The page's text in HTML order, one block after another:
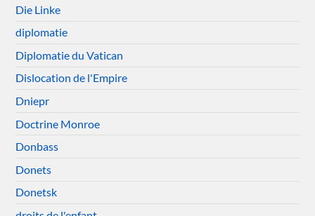
Die Linke
diplomatie
Diplomatie du Vatican
Dislocation de l'Empire
Dniepr
Doctrine Monroe
Donbass
Donets
Donetsk